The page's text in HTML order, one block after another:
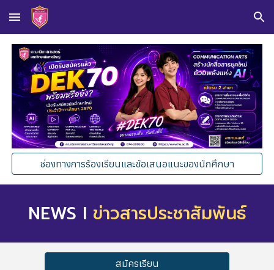
Skip to main content Skip to navigation
ช่องทางการร้องเรียนและข้อเสนอแนะของนักศึกษา
NEWS I ข่าวสารประชาสัมพันธ์
สมัครเรียน